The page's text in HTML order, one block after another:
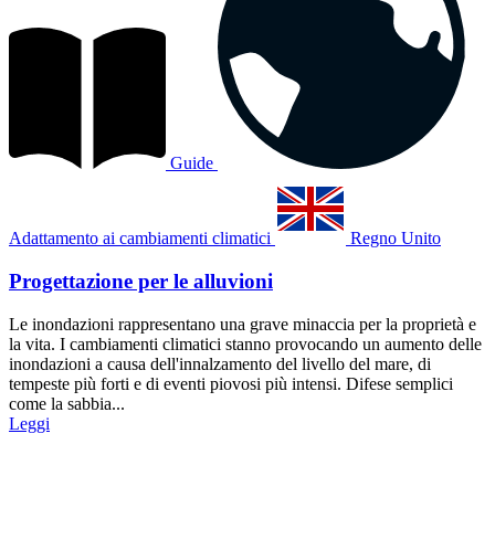
Guide
Adattamento ai cambiamenti climatici Regno Unito
Progettazione per le alluvioni
Le inondazioni rappresentano una grave minaccia per la proprietà e
la vita. I cambiamenti climatici stanno provocando un aumento delle
inondazioni a causa dell'innalzamento del livello del mare, di
tempeste più forti e di eventi piovosi più intensi. Difese semplici
come la sabbia...
Leggi